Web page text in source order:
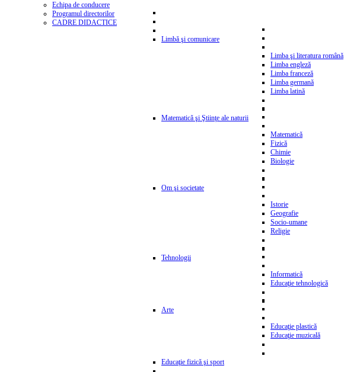
Echipa de conducere
Programul directorilor
CADRE DIDACTICE
Limbă şi comunicare
Limba şi literatura română
Limba engleză
Limba franceză
Limba germană
Limba latină
Matematică şi Ştiinţe ale naturii
Matematică
Fizică
Chimie
Biologie
Om şi societate
Istorie
Geografie
Socio-umane
Religie
Tehnologii
Informatică
Educaţie tehnologică
Arte
Educaţie plastică
Educaţie muzicală
Educaţie fizică şi sport